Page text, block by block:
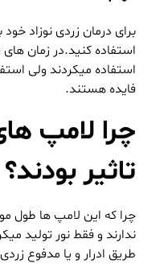
برای درمان زردی نوزاد
استفاده کنید.در زمان
استفاده میکردند ولی
فایده هستند.
چرا لامپ
تاثیر بودند؟
چرا که این لامپ ها طول
ندارند و فقط نور تولید
طریق ادرار و یا مدفوع